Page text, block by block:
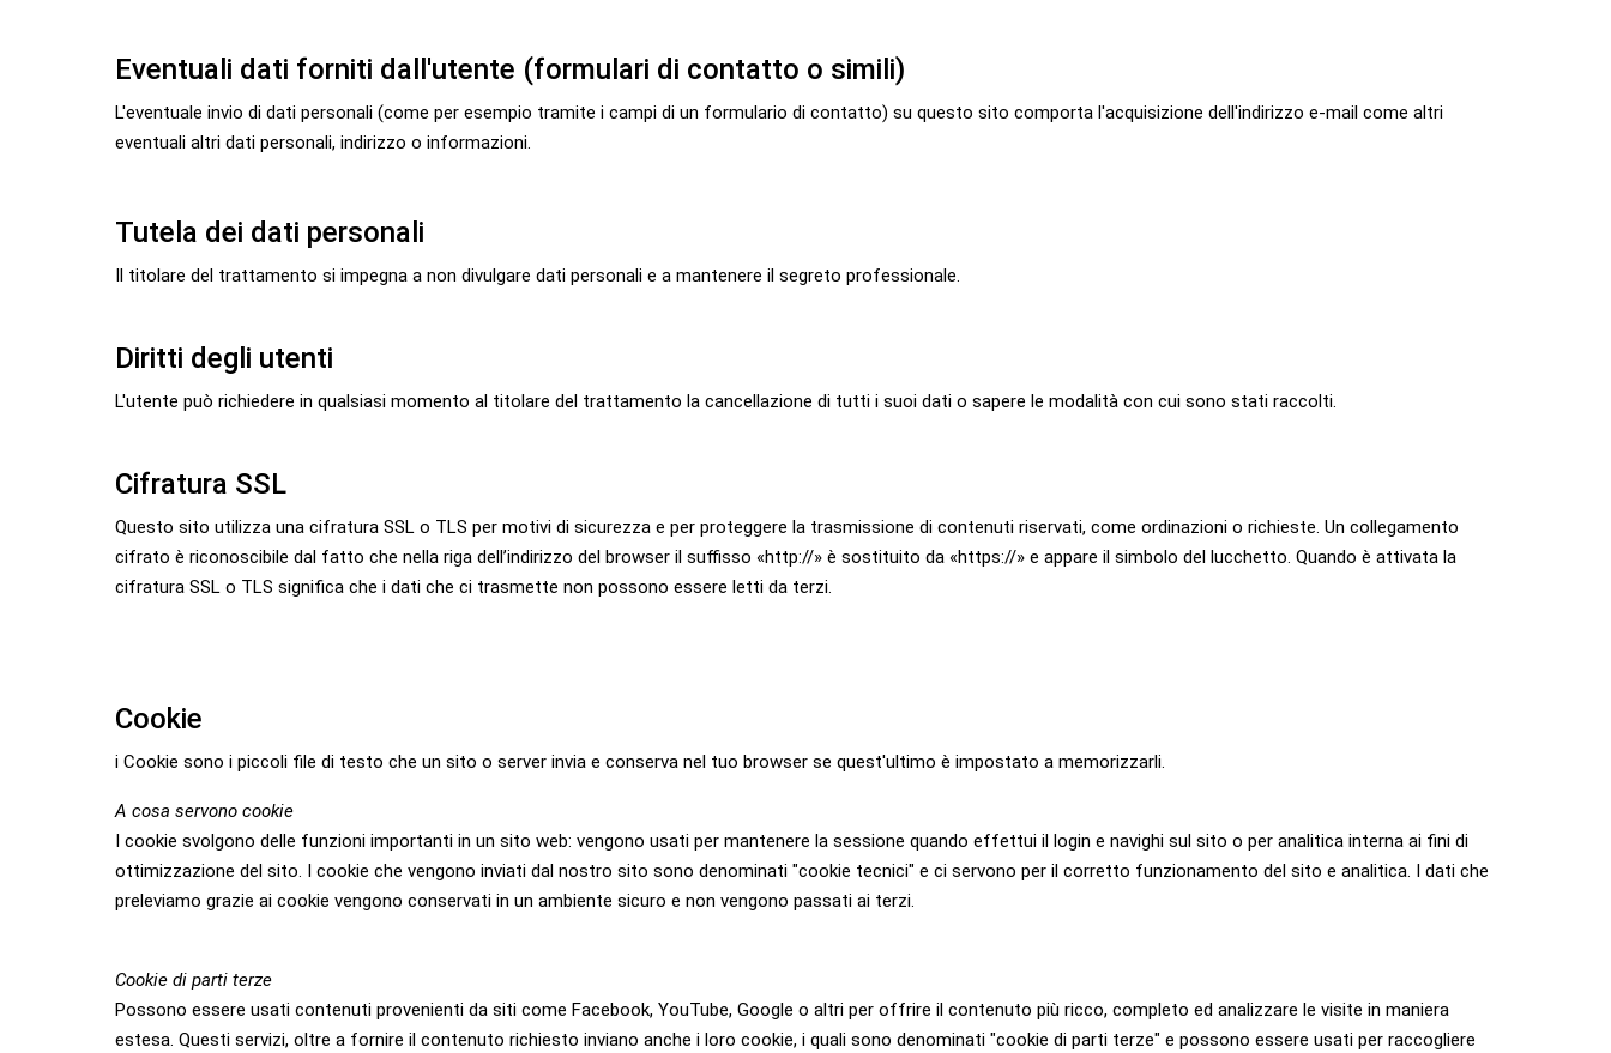
Eventuali dati forniti dall'utente (formulari di contatto o simili)
L'eventuale invio di dati personali (come per esempio tramite i campi di un formulario di contatto) su questo sito comporta l'acquisizione dell'indirizzo e-mail come altri
eventuali altri dati personali, indirizzo o informazioni.
Tutela dei dati personali
Il titolare del trattamento si impegna a non divulgare dati personali e a mantenere il segreto professionale.
Diritti degli utenti
L'utente può richiedere in qualsiasi momento al titolare del trattamento la cancellazione di tutti i suoi dati o sapere le modalità con cui sono stati raccolti.
Cifratura SSL
Questo sito utilizza una cifratura SSL o TLS per motivi di sicurezza e per proteggere la trasmissione di contenuti riservati, come ordinazioni o richieste. Un collegamento
cifrato è riconoscibile dal fatto che nella riga dell’indirizzo del browser il suffisso «http://» è sostituito da «https://» e appare il simbolo del lucchetto. Quando è attivata la
cifratura SSL o TLS significa che i dati che ci trasmette non possono essere letti da terzi.
Cookie
i Cookie sono i piccoli file di testo che un sito o server invia e conserva nel tuo browser se quest'ultimo è impostato a memorizzarli.
A cosa servono cookie
I cookie svolgono delle funzioni importanti in un sito web: vengono usati per mantenere la sessione quando effettui il login e navighi sul sito o per analitica interna ai fini di
ottimizzazione del sito. I cookie che vengono inviati dal nostro sito sono denominati "cookie tecnici" e ci servono per il corretto funzionamento del sito e analitica. I dati che
preleviamo grazie ai cookie vengono conservati in un ambiente sicuro e non vengono passati ai terzi.
Cookie di parti terze
Possono essere usati contenuti provenienti da siti come Facebook, YouTube, Google o altri per offrire il contenuto più ricco, completo ed analizzare le visite in maniera
estesa. Questi servizi, oltre a fornire il contenuto richiesto inviano anche i loro cookie, i quali sono denominati "cookie di parti terze" e possono essere usati per raccogliere